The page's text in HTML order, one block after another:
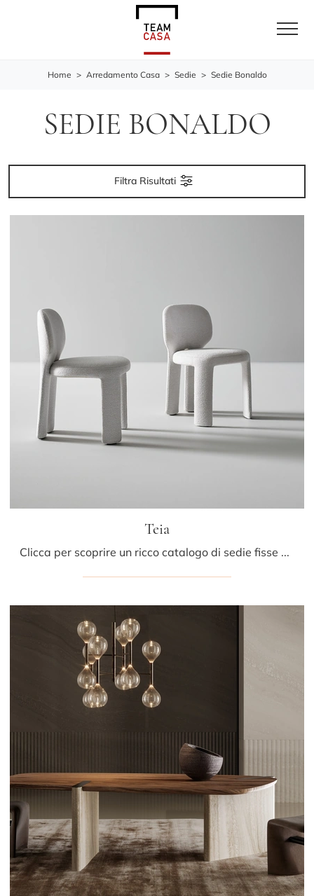
Home > Arredamento Casa > Sedie > Sedie Bonaldo
SEDIE BONALDO
Filtra Risultati
Teia
Clicca per scoprire un ricco catalogo di sedie fisse per stanze design: il modello Teia di Bonaldo ti aspetta!